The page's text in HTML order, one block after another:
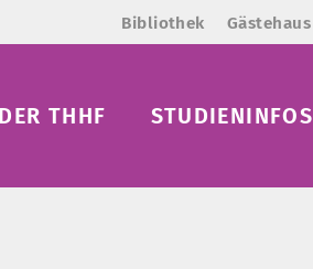
Bibliothek Gästehaus
THHF STUDIENINFOS